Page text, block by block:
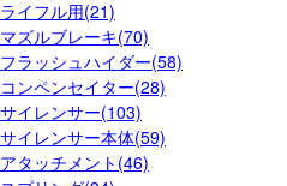
ライフル用(21)
マズルブレーキ(70)
フラッシュハイダー(58)
コンペンセイター(28)
サイレンサー(103)
サイレンサー本体(59)
アタッチメント(46)